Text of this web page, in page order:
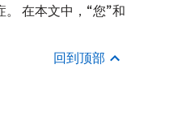
在本文中，“您”和
回到顶部